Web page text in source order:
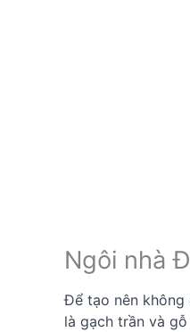
Ngôi nhà
Để tạo nên không
là gạch trần và